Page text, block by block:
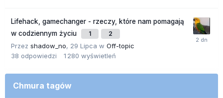
Lifehack, gamechanger - rzeczy, które nam pomagają
w codziennym życiu
1 2
Przez shadow_no, 29 Lipca w Off-topic
38 odpowiedzi 1 280 wyświetleń
Chmura tagów